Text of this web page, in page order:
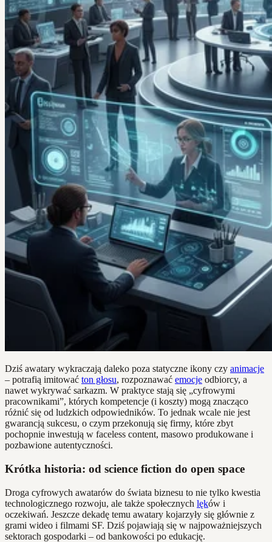
Dziś awatary wykraczają daleko poza statyczne ikony czy animacje
– potrafią imitować ton głosu, rozpoznawać emocje odbiorcy, a
nawet wykrywać sarkazm. W praktyce stają się „cyfrowymi
pracownikami”, których kompetencje (i koszty) mogą znacząco
różnić się od ludzkich odpowiedników. To jednak wcale nie jest
gwarancją sukcesu, o czym przekonują się firmy, które zbyt
pochopnie inwestują w faceless content, masowo produkowane i
pozbawione autentyczności.
Krótka historia: od science fiction do open space
Droga cyfrowych awatarów do świata biznesu to nie tylko kwestia
technologicznego rozwoju, ale także społecznych lęków i
oczekiwań. Jeszcze dekadę temu awatary kojarzyły się głównie z
grami wideo i filmami SF. Dziś pojawiają się w najpoważniejszych
sektorach gospodarki – od bankowości po edukację.